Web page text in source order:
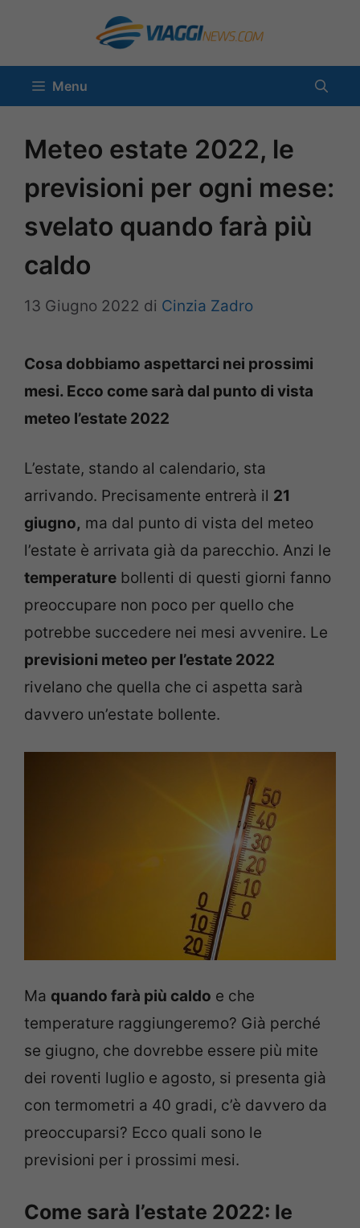
contenuto
Menu
Meteo estate 2022, le
previsioni per ogni mese:
svelato quando farà più
caldo
13 Giugno 2022 di Cinzia Zadro
Cosa dobbiamo aspettarci nei prossimi
mesi. Ecco come sarà dal punto di vista
meteo l’estate 2022
L’estate, stando al calendario, sta
arrivando. Precisamente entrerà il 21
giugno, ma dal punto di vista del meteo
l’estate è arrivata già da parecchio. Anzi le
temperature bollenti di questi giorni fanno
preoccupare non poco per quello che
potrebbe succedere nei mesi avvenire. Le
previsioni meteo per l’estate 2022
rivelano che quella che ci aspetta sarà
davvero un’estate bollente.
Ma quando farà più caldo e che
temperature raggiungeremo? Già perché
se giugno, che dovrebbe essere più mite
dei roventi luglio e agosto, si presenta già
con termometri a 40 gradi, c’è davvero da
preoccuparsi? Ecco quali sono le
previsioni per i prossimi mesi.
Come sarà l’estate 2022: le